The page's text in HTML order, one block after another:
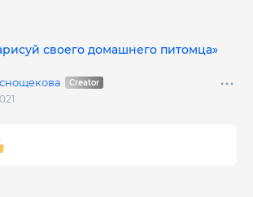
своего домашнего питомца»